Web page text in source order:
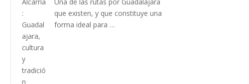
que existen, y que constituye una
forma ideal para …